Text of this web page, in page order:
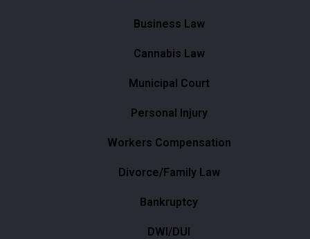
Business Law
Cannabis Law
Municipal Court
Personal Injury
Workers Compensation
Divorce/Family Law
Bankruptcy
DWI/DUI